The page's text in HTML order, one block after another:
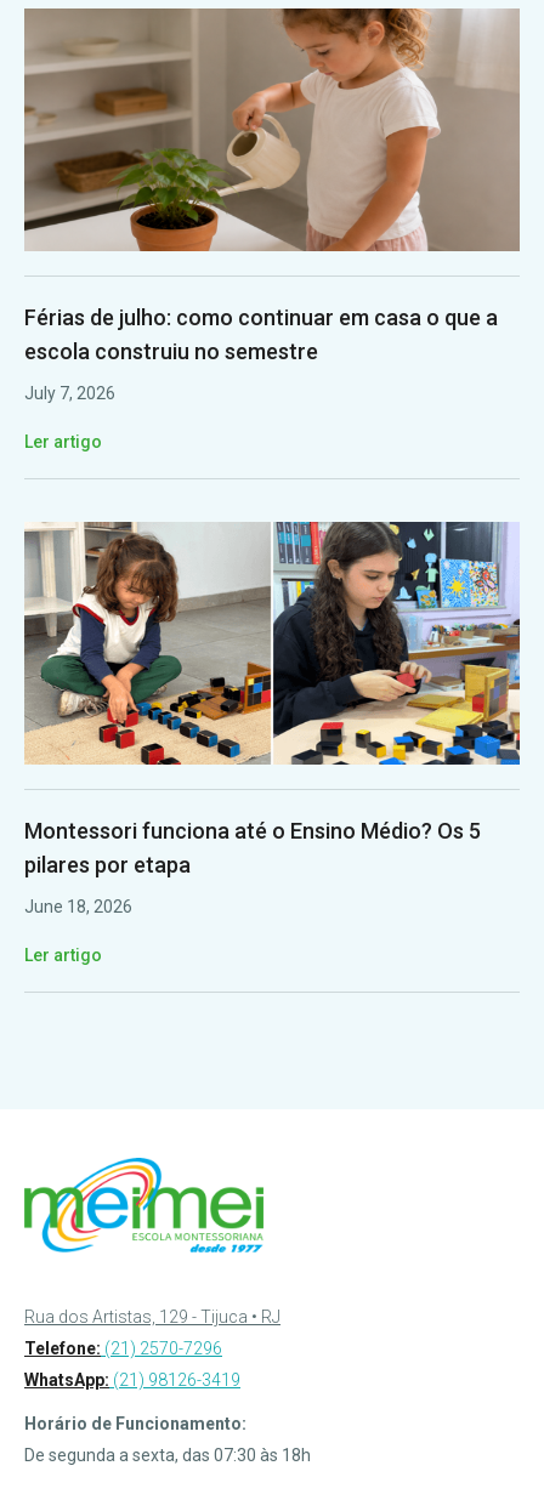
Férias de julho: como continuar em casa o que a
escola construiu no semestre
July 7, 2026
Ler artigo
Montessori funciona até o Ensino Médio? Os 5
pilares por etapa
June 18, 2026
Ler artigo
Rua dos Artistas, 129 - Tijuca • RJ
Telefone: (21) 2570-7296
WhatsApp: (21) 98126-3419
Horário de Funcionamento:
De segunda a sexta, das 07:30 às 18h